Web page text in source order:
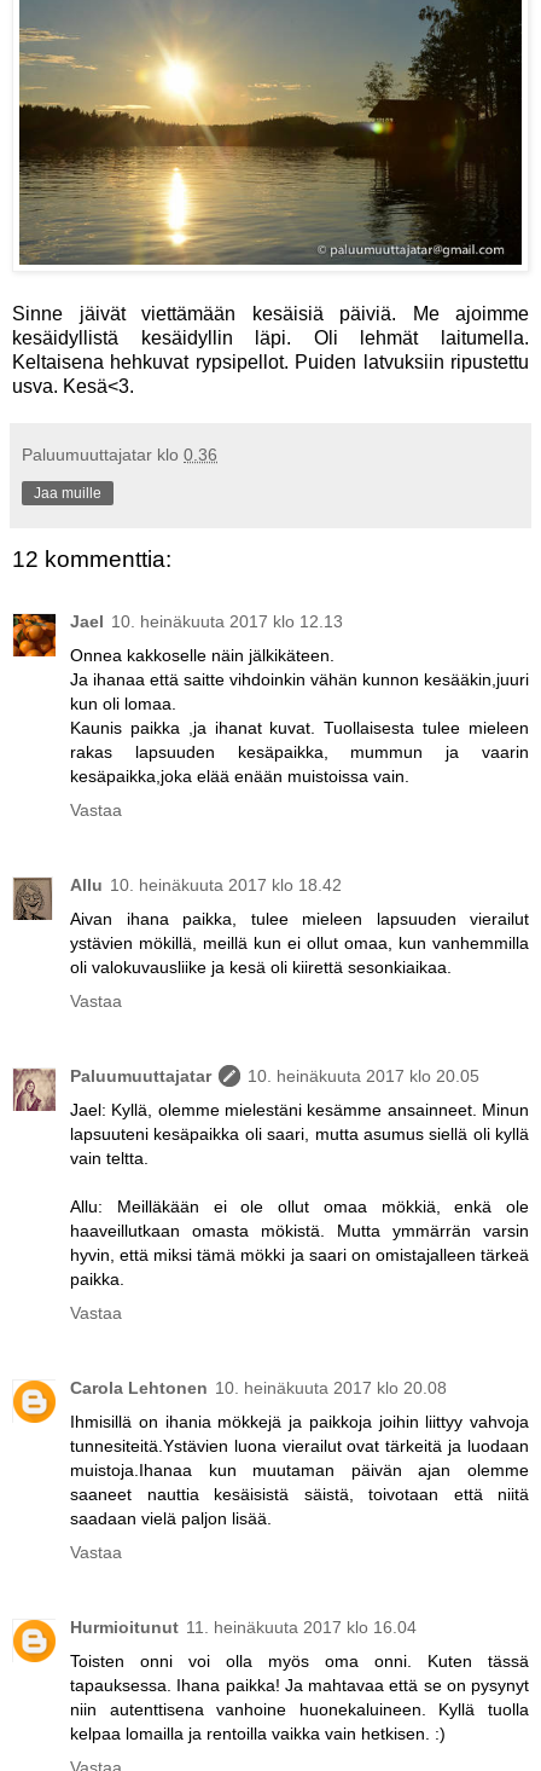
Sinne jäivät viettämään kesäisiä päiviä. Me ajoimme
kesäidyllistä kesäidyllin läpi. Oli lehmät laitumella.
Keltaisena hehkuvat rypsipellot. Puiden latvuksiin ripustettu
usva. Kesä<3.
Paluumuuttajatar klo 0.36
Jaa muille
12 kommenttia:
Jael 10. heinäkuuta 2017 klo 12.13
Onnea kakkoselle näin jälkikäteen.
Ja ihanaa että saitte vihdoinkin vähän kunnon kesääkin,juuri
kun oli lomaa.
Kaunis paikka ,ja ihanat kuvat. Tuollaisesta tulee mieleen
rakas lapsuuden kesäpaikka, mummun ja vaarin
kesäpaikka,joka elää enään muistoissa vain.
Vastaa
Allu 10. heinäkuuta 2017 klo 18.42
Aivan ihana paikka, tulee mieleen lapsuuden vierailut
ystävien mökillä, meillä kun ei ollut omaa, kun vanhemmilla
oli valokuvausliike ja kesä oli kiirettä sesonkiaikaa.
Vastaa
Paluumuuttajatar
10. heinäkuuta 2017 klo 20.05
Jael: Kyllä, olemme mielestäni kesämme ansainneet. Minun
lapsuuteni kesäpaikka oli saari, mutta asumus siellä oli kyllä
vain teltta.
Allu: Meilläkään ei ole ollut omaa mökkiä, enkä ole
haaveillutkaan omasta mökistä. Mutta ymmärrän varsin
hyvin, että miksi tämä mökki ja saari on omistajalleen tärkeä
paikka.
Vastaa
Carola Lehtonen 10. heinäkuuta 2017 klo 20.08
Ihmisillä on ihania mökkejä ja paikkoja joihin liittyy vahvoja
tunnesiteitä.Ystävien luona vierailut ovat tärkeitä ja luodaan
muistoja.Ihanaa kun muutaman päivän ajan olemme
saaneet nauttia kesäisistä säistä, toivotaan että niitä
saadaan vielä paljon lisää.
Vastaa
Hurmioitunut 11. heinäkuuta 2017 klo 16.04
Toisten onni voi olla myös oma onni. Kuten tässä
tapauksessa. Ihana paikka! Ja mahtavaa että se on pysynyt
niin autenttisena vanhoine huonekaluineen. Kyllä tuolla
kelpaa lomailla ja rentoilla vaikka vain hetkisen. :)